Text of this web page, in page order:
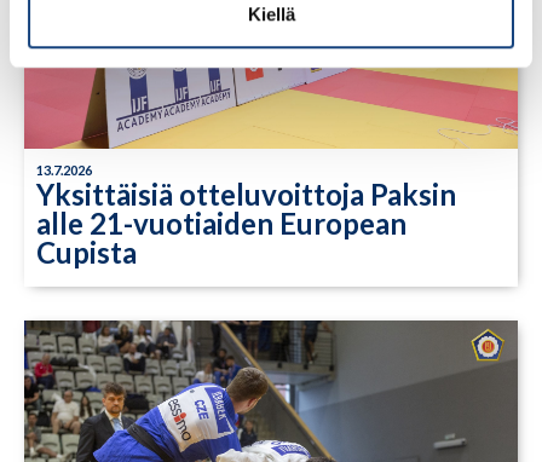
Kiellä
13.7.2026
Yksittäisiä otteluvoittoja Paksin
alle 21-vuotiaiden European
Cupista